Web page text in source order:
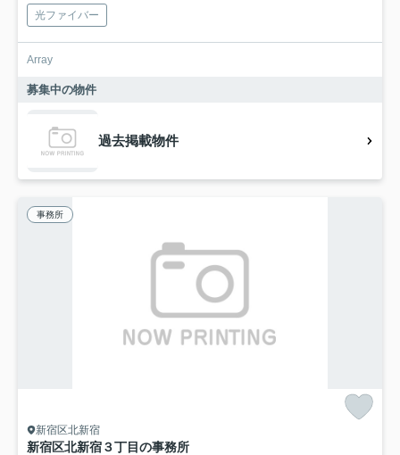
光ファイバー
Array
募集中の物件
過去掲載物件
事務所
新宿区北新宿
新宿区北新宿３丁目の事務所